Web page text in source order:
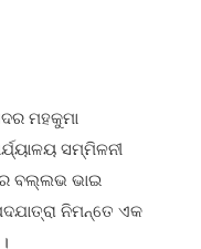
ମହକୁମା
ସମ୍ମିଳନୀ
ବଲ୍ଲଭ ଭାଇ
ନିମନ୍ତେ ଏକ